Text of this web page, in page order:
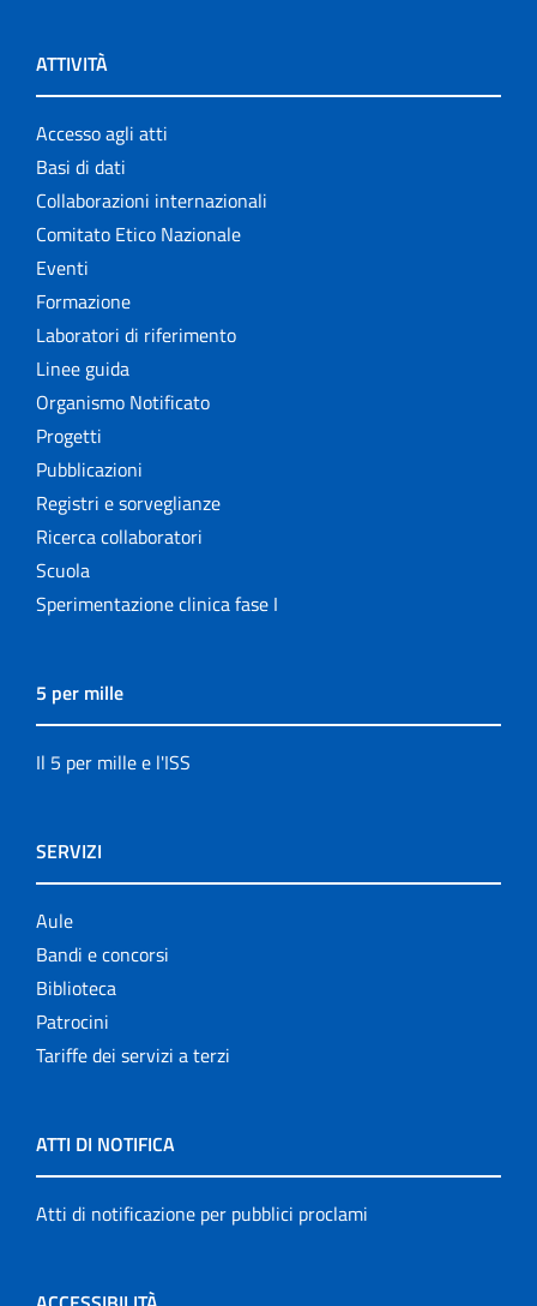
ATTIVITÀ
Accesso agli atti
Basi di dati
Collaborazioni internazionali
Comitato Etico Nazionale
Eventi
Formazione
Laboratori di riferimento
Linee guida
Organismo Notificato
Progetti
Pubblicazioni
Registri e sorveglianze
Ricerca collaboratori
Scuola
Sperimentazione clinica fase I
5 per mille
Il 5 per mille e l'ISS
SERVIZI
Aule
Bandi e concorsi
Biblioteca
Patrocini
Tariffe dei servizi a terzi
ATTI DI NOTIFICA
Atti di notificazione per pubblici proclami